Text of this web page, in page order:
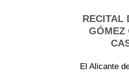
RECITAL
GÓMEZ
El Alicante